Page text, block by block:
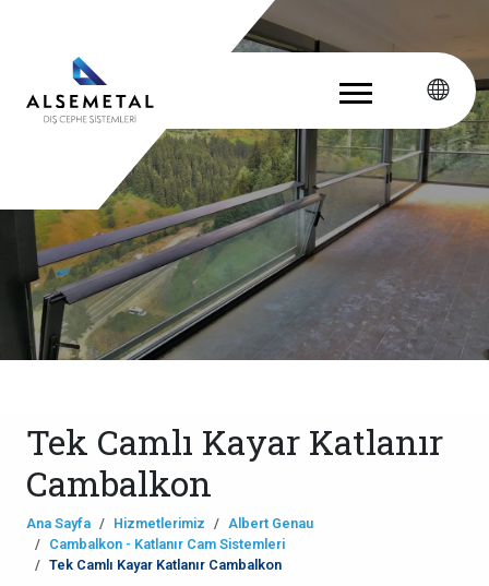
Tek Camlı Kayar Katlanır
Cambalkon
Ana Sayfa Hizmetlerimiz
Albert Genau
Cambalkon - Katlanır Cam Sistemleri
Tek Camlı Kayar Katlanır Cambalkon